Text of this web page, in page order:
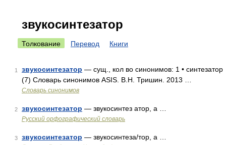
звукосинтезатор
Толкование Перевод Книги
1 звукосинтезатор — сущ., кол во синонимов: 1 • синтезатор
(7) Словарь синонимов ASIS. В.Н. Тришин. 2013 …
Словарь синонимов
2 звукосинтезатор — звукосинтез атор, а …
Русский орфографический словарь
3 звукосинтезатор — звукосинтеза/тор, а …